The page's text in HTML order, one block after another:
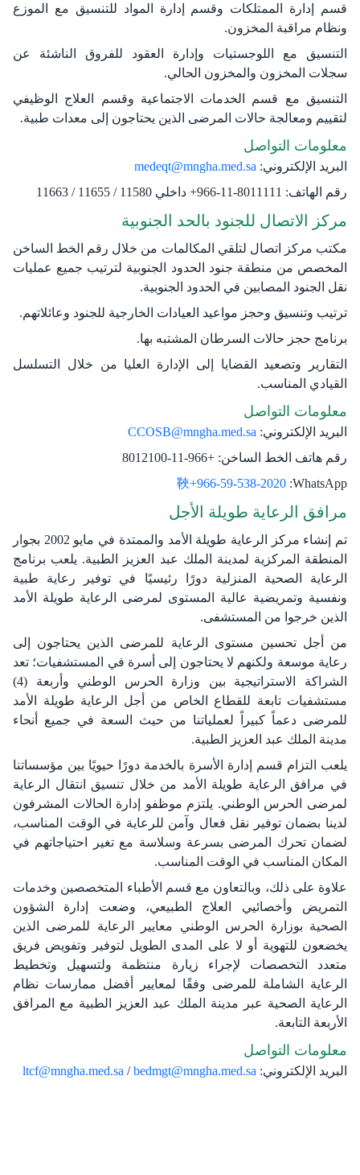
قسم إدارة الممتلكات وقسم إدارة المواد للتنسيق مع الموزع
ونظام مراقبة المخزون.
التنسيق مع اللوجستيات وإدارة العقود للفروق الناشئة عن
سجلات المخزون والمخزون الحالي.
التنسيق مع قسم الخدمات الاجتماعية وقسم العلاج الوظيفي
لتقييم ومعالجة حالات المرضى الذين يحتاجون إلى معدات طبية.
معلومات التواصل
البريد الإلكتروني: medeqt@mngha.med.sa
رقم الهاتف: 8011111-11-966+ داخلي 11580 /
11655
/
11663
مركز الاتصال للجنود بالحد الجنوبية
مكتب مركز اتصال لتلقي المكالمات من خلال رقم الخط الساخن
المخصص من منطقة جنود الحدود الجنوبية لترتيب جميع عمليات
نقل الجنود المصابين في الحدود الجنوبية.
ترتيب وتنسيق وحجز مواعيد العيادات الخارجية للجنود وعائلاتهم.
برنامج حجز حالات السرطان المشتبه بها.
التقارير وتصعيد القضايا إلى الإدارة العليا من خلال التسلسل
القيادي المناسب.
معلومات التواصل
البريد الإلكتروني: CCOSB@mngha.med.sa
رقم هاتف الخط الساخن: +966-11-8012100
WhatsApp:
966-59-538-2020+​
مرافق الرعاية طويلة الأجل
تم إنشاء مركز الرعاية طويلة الأمد والممتدة في مايو 2002 بجوار
المنطقة المركزية لمدينة الملك عبد العزيز الطبية. يلعب برنامج
الرعاية الصحية المنزلية دورًا رئيسيًا في توفير رعاية طبية
ونفسية وتمريضية عالية المستوى لمرضى الرعاية طويلة الأمد
الذين خرجوا من المستشفى.
من أجل تحسين مستوى الرعاية للمرضى الذين يحتاجون إلى
رعاية موسعة ولكنهم لا يحتاجون إلى أسرة في المستشفيات؛ تعد
الشراكة الاستراتيجية بين وزارة الحرس الوطني وأربعة (4)
مستشفيات تابعة للقطاع الخاص من أجل الرعاية طويلة الأمد
للمرضى دعماً كبيراً لعملياتنا من حيث السعة في جميع أنحاء
مدينة الملك عبد العزيز الطبية.
يلعب التزام قسم إدارة الأسرة بالخدمة دورًا حيويًا بين مؤسساتنا
في مرافق الرعاية طويلة الأمد من خلال تنسيق انتقال الرعاية
لمرضى الحرس الوطني. يلتزم موظفو إدارة الحالات المشرفون
لدينا بضمان توفير نقل فعال وآمن للرعاية في الوقت المناسب،
لضمان تحرك المرضى بسرعة وسلاسة مع تغير احتياجاتهم في
المكان المناسب في الوقت المناسب.
علاوة على ذلك، وبالتعاون مع قسم الأطباء المتخصصين وخدمات
التمريض وأخصائيي العلاج الطبيعي، وضعت إدارة الشؤون
الصحية بوزارة الحرس الوطني معايير الرعاية للمرضى الذين
يخضعون للتهوية أو لا على المدى الطويل لتوفير وتفويض فريق
متعدد التخصصات لإجراء زيارة منتظمة ولتسهيل وتخطيط
الرعاية الشاملة للمرضى وفقًا لمعايير أفضل ممارسات نظام
الرعاية الصحية عبر مدينة الملك عبد العزيز الطبية مع المرافق
الأربعة التابعة.
معلومات التواصل
البريد الإلكتروني: ltcf@mngha.med.sa /bedmgt@mngha.med.sa